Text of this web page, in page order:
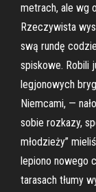
metrach, ale wg
Rzeczywista
swą rundę
spiskowe. Robili
legjonowych
Niemcami, —
sobie rozkazy,
młodzieży”
lepiono nowego
tarasach tłumy